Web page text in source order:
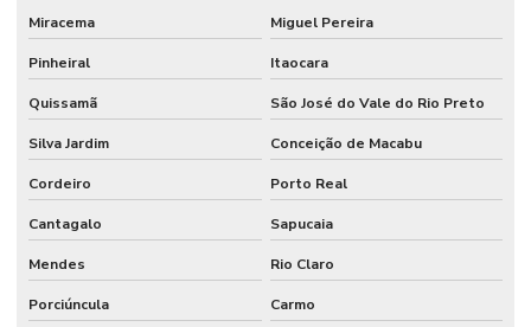
Miracema Miguel Pereira
Pinheiral Itaocara
Quissamã São José do Vale do Rio Preto
Silva Jardim Conceição de Macabu
Cordeiro Porto Real
Cantagalo Sapucaia
Mendes Rio Claro
Porciúncula Carmo